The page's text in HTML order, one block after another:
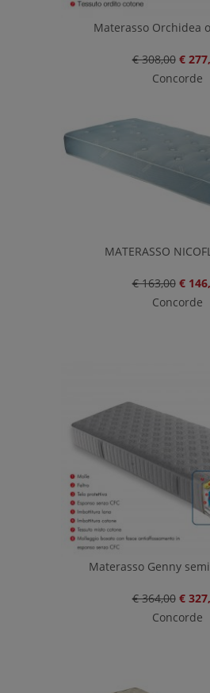
Materasso Orchidea
€ 308,00 €
Concorde
MATERASSO
€ 163,00 €
Concorde
Materasso Genny
€ 364,00 €
Concorde